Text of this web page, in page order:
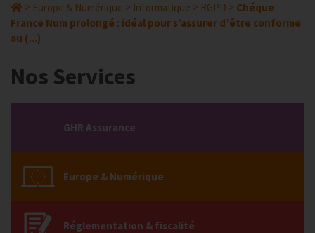
> Europe & Numérique > Informatique > RGPD > Chéque
France Num prolongé : idéal pour s’assurer d’être conforme
au (...)
Nos Services
GHR Assurance
Europe & Numérique
Réglementation & fiscalité